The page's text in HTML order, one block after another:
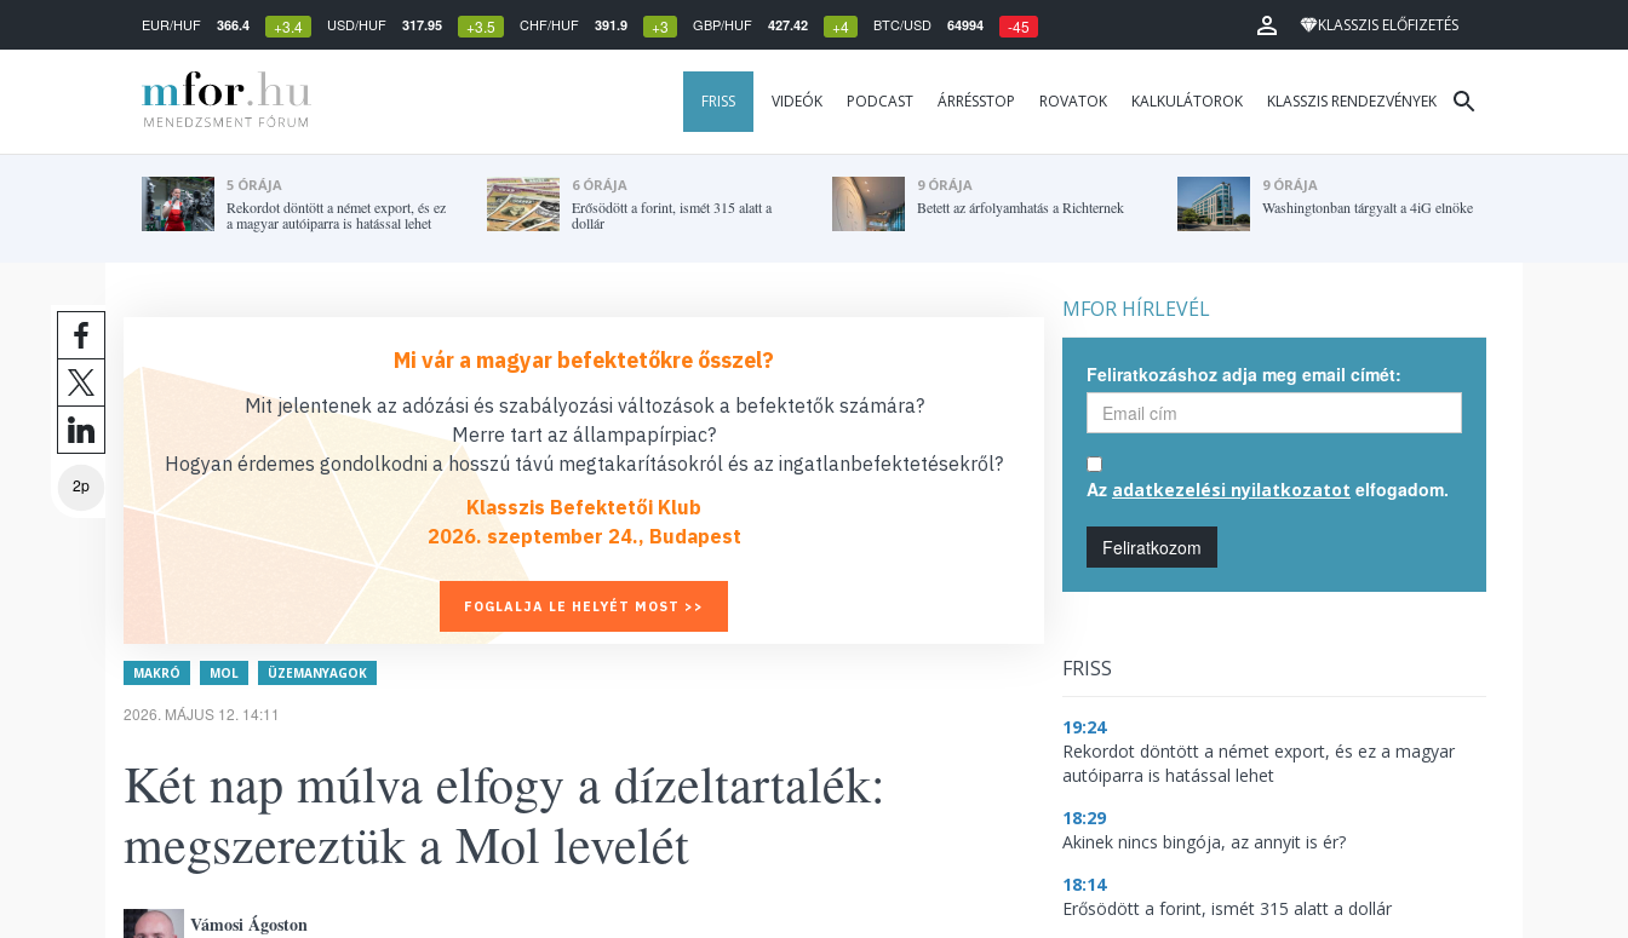
EUR/HUF 366.4 +3.4 USD/HUF 317.95 +3.5 CHF/HUF 391.9 +3 GBP/HUF 427.42 +4 BTC/USD 64994 -45 KLASSZIS ELŐFIZETÉS
FRISS VIDEÓK PODCAST ÁRRÉSSTOP ROVATOK KALKULÁTOROK KLASSZIS RENDEZVÉNYEK
5 ÓRÁJA
Rekordot döntött a német export, és ez
a magyar autóiparra is hatással lehet
6 ÓRÁJA
Erősödött a forint, ismét 315 alatt a
dollár
9 ÓRÁJA
Betett az árfolyamhatás a Richternek
9 ÓRÁJA
Washingtonban tárgyalt a 4iG elnöke
2p
Mi vár a magyar befektetőkre ősszel?
Mit jelentenek az adózási és szabályozási változások a befektetők számára?
Merre tart az állampapírpiac?
Hogyan érdemes gondolkodni a hosszú távú megtakarításokról és az ingatlanbefektetésekről?
Klasszis Befektetői Klub
2026. szeptember 24., Budapest
FOGLALJA LE HELYÉT MOST >>
MAKRÓ MOL ÜZEMANYAGOK
2026. MÁJUS 12. 14:11
Két nap múlva elfogy a dízeltartalék:
megszereztük a Mol levelét
Vámosi Ágoston
MFOR HÍRLEVÉL
Feliratkozáshoz adja meg email címét:
Az adatkezelési nyilatkozatot elfogadom.
Feliratkozom
FRISS
19:24
Rekordot döntött a német export, és ez a magyar
autóiparra is hatással lehet
18:29
Akinek nincs bingója, az annyit is ér?
18:14
Erősödött a forint, ismét 315 alatt a dollár